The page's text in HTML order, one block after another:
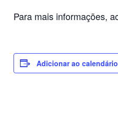
Para mais informações,
Adicionar ao calendário